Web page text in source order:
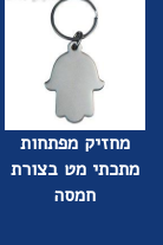
מחזיק מפתחות
מתכתי מט בצורת
חמסה